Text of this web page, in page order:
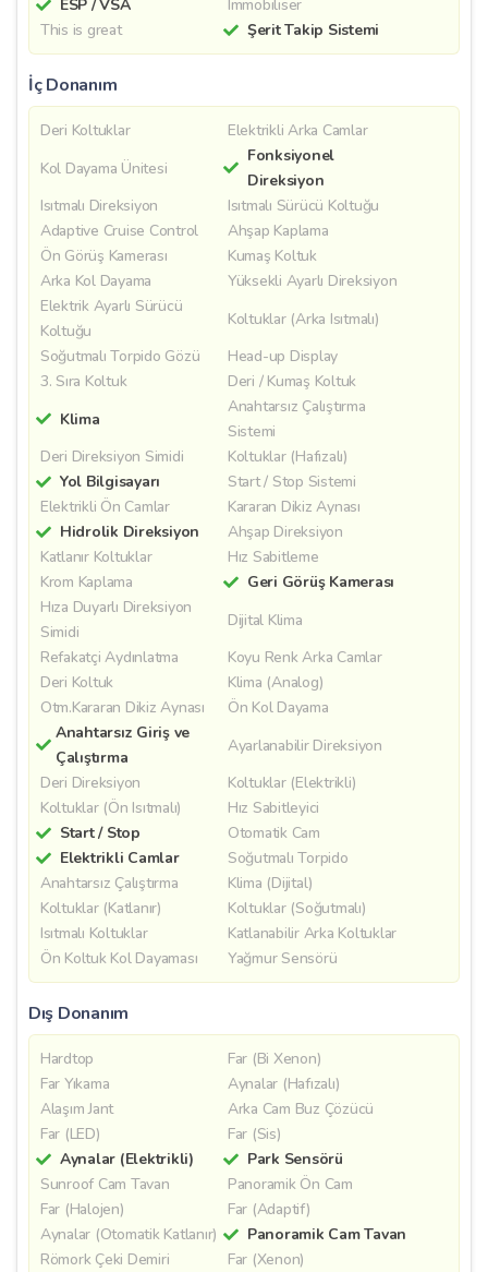
ESP / VSA
Immobiliser
This is great
Şerit Takip Sistemi
İç Donanım
Deri Koltuklar
Elektrikli Arka Camlar
Kol Dayama Ünitesi
Fonksiyonel
Direksiyon
Isıtmalı Direksiyon
Isıtmalı Sürücü Koltuğu
Adaptive Cruise Control
Ahşap Kaplama
Ön Görüş Kamerası
Kumaş Koltuk
Arka Kol Dayama
Yüksekli Ayarlı Direksiyon
Elektrik Ayarlı Sürücü
Koltuğu
Koltuklar (Arka Isıtmalı)
Soğutmalı Torpido Gözü
Head-up Display
3. Sıra Koltuk
Deri / Kumaş Koltuk
Klima
Anahtarsız Çalıştırma
Sistemi
Deri Direksiyon Simidi
Koltuklar (Hafızalı)
Yol Bilgisayarı
Start / Stop Sistemi
Elektrikli Ön Camlar
Kararan Dikiz Aynası
Hidrolik Direksiyon
Ahşap Direksiyon
Katlanır Koltuklar
Hız Sabitleme
Krom Kaplama
Geri Görüş Kamerası
Hıza Duyarlı Direksiyon
Simidi
Dijital Klima
Refakatçi Aydınlatma
Koyu Renk Arka Camlar
Deri Koltuk
Klima (Analog)
Otm.Kararan Dikiz Aynası
Ön Kol Dayama
Anahtarsız Giriş ve
Çalıştırma
Ayarlanabilir Direksiyon
Deri Direksiyon
Koltuklar (Elektrikli)
Koltuklar (Ön Isıtmalı)
Hız Sabitleyici
Start / Stop
Otomatik Cam
Elektrikli Camlar
Soğutmalı Torpido
Anahtarsız Çalıştırma
Klima (Dijital)
Koltuklar (Katlanır)
Koltuklar (Soğutmalı)
Isıtmalı Koltuklar
Katlanabilir Arka Koltuklar
Ön Koltuk Kol Dayaması
Yağmur Sensörü
Dış Donanım
Hardtop
Far (Bi Xenon)
Far Yıkama
Aynalar (Hafızalı)
Alaşım Jant
Arka Cam Buz Çözücü
Far (LED)
Far (Sis)
Aynalar (Elektrikli)
Park Sensörü
Sunroof Cam Tavan
Panoramik Ön Cam
Far (Halojen)
Far (Adaptif)
Aynalar (Otomatik Katlanır)
Panoramik Cam Tavan
Römork Çeki Demiri
Far (Xenon)